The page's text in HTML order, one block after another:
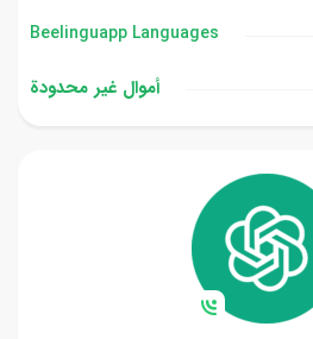
Beelinguapp Languages‏
أموال غیر محدودة